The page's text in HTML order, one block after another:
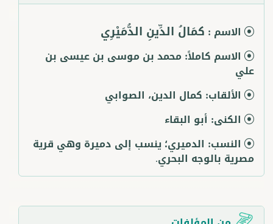
الاسم : كمَالُ الدِّينِ الدُّمَيْرِي
الاسم كاملاً: محمد بن موسى بن عيسى بن
علي
الألقاب: كمال الدين، الصوابي
الكنى: أبو البقاء
النسب: الدميري؛ ينسب إلى دميرة وهي قرية
مصرية بالوجه البحري.